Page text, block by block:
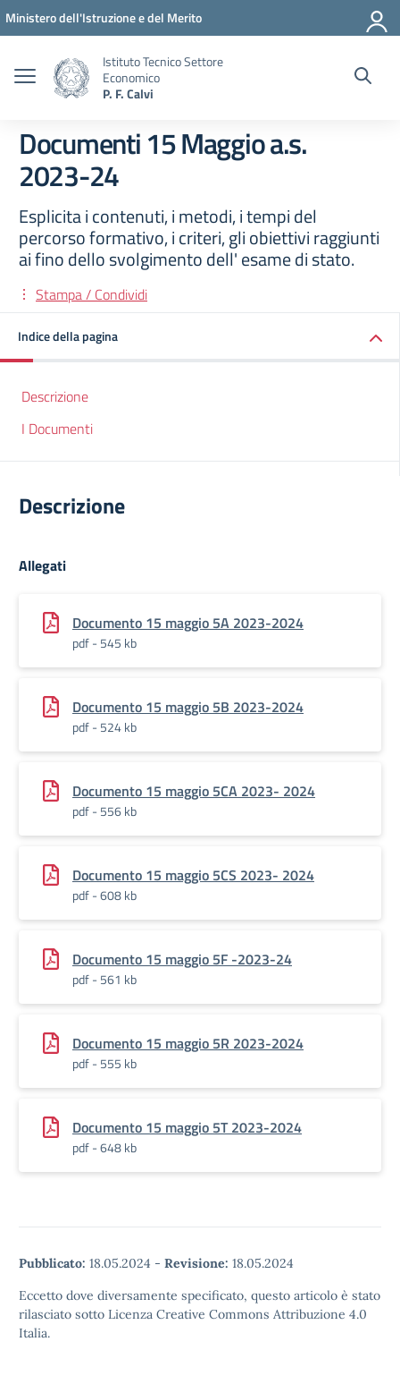
Vai ai contenuti
Vai al menu di navigazione
Vai al footer
Ministero dell'Istruzione e del Merito
Istituto Tecnico Settore
Economico
P. F. Calvi
Documenti 15 Maggio a.s.
2023-24
Esplicita i contenuti, i metodi, i tempi del
percorso formativo, i criteri, gli obiettivi raggiunti
ai fino dello svolgimento dell' esame di stato.
Stampa / Condividi
Indice della pagina
Descrizione
I Documenti
Descrizione
Allegati
Documento 15 maggio 5A 2023-2024
pdf - 545 kb
Documento 15 maggio 5B 2023-2024
pdf - 524 kb
Documento 15 maggio 5CA 2023- 2024
pdf - 556 kb
Documento 15 maggio 5CS 2023- 2024
pdf - 608 kb
Documento 15 maggio 5F -2023-24
pdf - 561 kb
Documento 15 maggio 5R 2023-2024
pdf - 555 kb
Documento 15 maggio 5T 2023-2024
pdf - 648 kb
Pubblicato: 18.05.2024 - Revisione: 18.05.2024
Eccetto dove diversamente specificato, questo articolo è stato
rilasciato sotto Licenza Creative Commons Attribuzione 4.0
Italia.